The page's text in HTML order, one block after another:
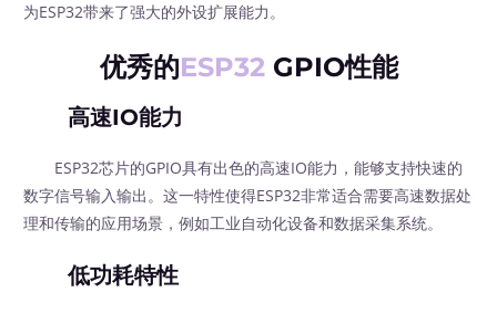
为ESP32带来了强大的外设扩展能力。
优秀的ESP32GPIO性能
高速IO能力
ESP32芯片的GPIO具有出色的高速IO能力，能够支持快速的
数字信号输入输出。这一特性使得ESP32非常适合需要高速数据处
理和传输的应用场景，例如工业自动化设备和数据采集系统。
低功耗特性